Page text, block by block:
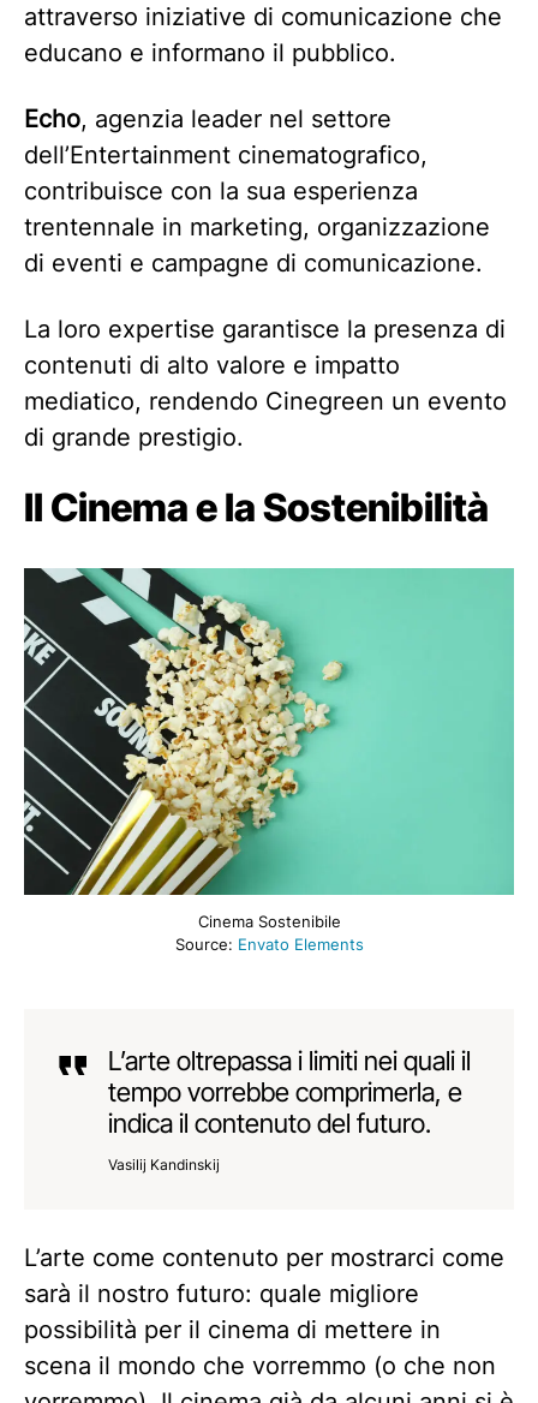
attraverso iniziative di comunicazione che
educano e informano il pubblico.
Echo, agenzia leader nel settore
dell’Entertainment cinematografico,
contribuisce con la sua esperienza
trentennale in marketing, organizzazione
di eventi e campagne di comunicazione.
La loro expertise garantisce la presenza di
contenuti di alto valore e impatto
mediatico, rendendo Cinegreen un evento
di grande prestigio.
Il Cinema e la Sostenibilità
Cinema Sostenibile
Source: Envato Elements
L’arte oltrepassa i limiti nei quali il
tempo vorrebbe comprimerla, e
indica il contenuto del futuro.
Vasilij Kandinskij
L’arte come contenuto per mostrarci come
sarà il nostro futuro: quale migliore
possibilità per il cinema di mettere in
scena il mondo che vorremmo (o che non